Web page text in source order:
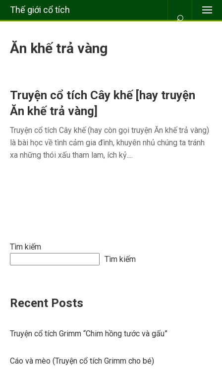
Thế giới cổ tích ⌕
Ăn khế trả vàng
Truyện cổ tích Cây khế [hay truyện
Ăn khế trả vàng]
Truyện cổ tích Cây khế (hay còn gọi truyện Ăn khế trả vàng)
là bài học về tình cảm gia đình, khuyên nhủ chúng ta tránh
xa những thói xấu tham lam, ích kỷ....
Tìm kiếm
Tìm kiếm
Recent Posts
Truyện cổ tích Grimm “Chim hồng tước và gấu”
Cáo và mèo (Truyện cổ tích Grimm cho bé)